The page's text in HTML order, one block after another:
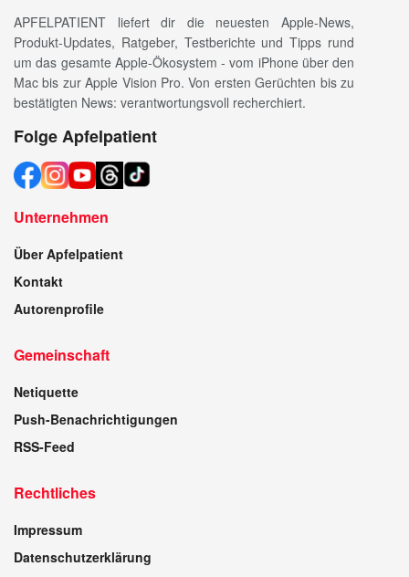
APFELPATIENT liefert dir die neuesten Apple-News,
Produkt-Updates, Ratgeber, Testberichte und Tipps rund
um das gesamte Apple-Ökosystem - vom iPhone über den
Mac bis zur Apple Vision Pro. Von ersten Gerüchten bis zu
bestätigten News: verantwortungsvoll recherchiert.
Folge Apfelpatient
Unternehmen
Über Apfelpatient
Kontakt
Autorenprofile
Gemeinschaft
Netiquette
Push-Benachrichtigungen
RSS-Feed
Rechtliches
Impressum
Datenschutzerklärung